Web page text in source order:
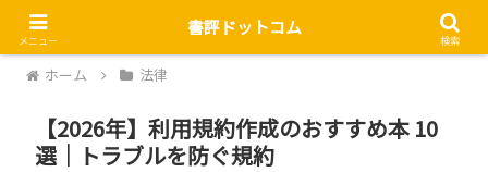
ホーム 法律
【2026年】利用規約作成のおすすめ本 10
選｜トラブルを防ぐ規約
メニュー
書評ドットコム
検索